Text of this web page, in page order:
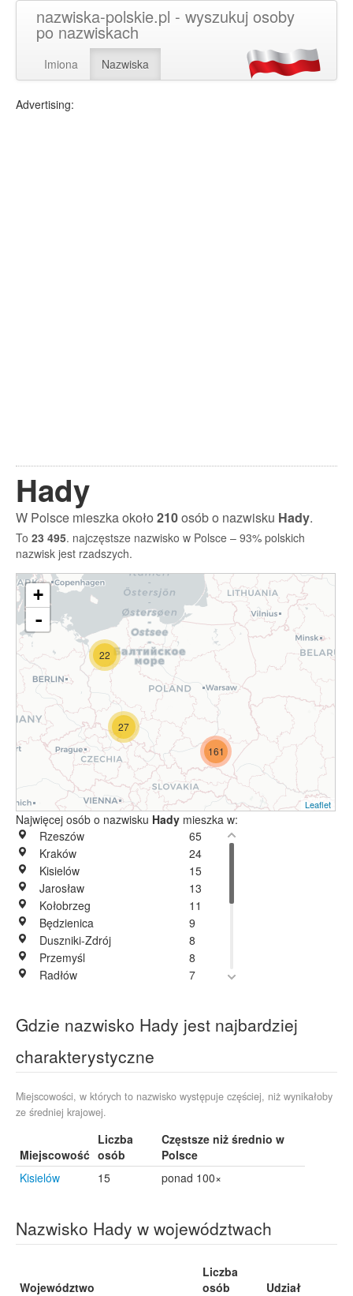
nazwiska-polskie.pl - wyszukuj osoby
po nazwiskach
Imiona Nazwiska
Advertising:
Hady
W Polsce mieszka około210osób o nazwisku Hady.
To 23 495. najczęstsze nazwisko w Polsce – 93% polskich
nazwisk jest rzadszych.
22
27
161
+
-
Leaflet
Najwięcej osób o nazwisku Hady mieszka w:
Rzeszów
65
Kraków
24
Kisielów
15
Jarosław
13
Kołobrzeg
11
Będzienica
9
Duszniki-Zdrój
8
Przemyśl
8
Radłów
7
Rytro
6
Świlcza
Zielona Góra
5
Kielce
Szczawno-Zdrój
Trzebnica
4
Gdzie nazwisko Hady jest najbardziej
charakterystyczne
Miejscowości, w których to nazwisko występuje częściej, niż wynikałoby
ze średniej krajowej.
Miejscowość
Liczba
osób
Częstsze niż średnio w
Polsce
Kisielów
15 ponad 100×
Nazwisko Hady w województwach
Województwo
Liczba
osób
Udział